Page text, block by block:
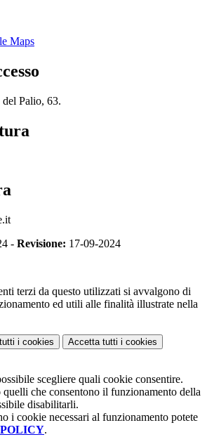
Maps
del Palio, 63.
- Revisione: 17-09-2024
terzi da questo utilizzati si avvalgono di
ed utili alle finalità illustrate nella
i cookies Accetta tutti i cookies
scegliere quali cookie consentire.
quelli che consentono il funzionamento della
disabilitarli.
i cookie necessari al funzionamento potete
.